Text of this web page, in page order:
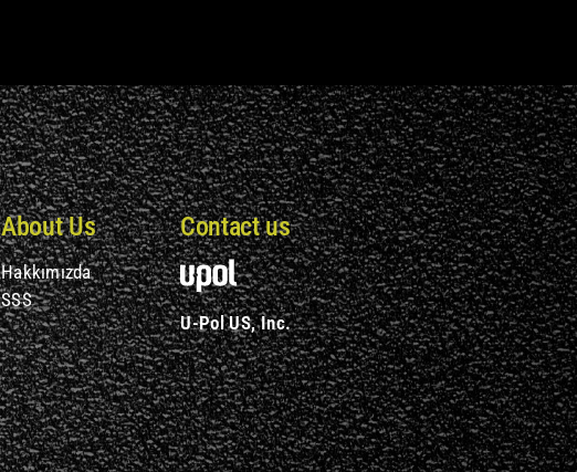
About Us
Hakkımızda
SSS
Contact us
U-Pol US, Inc.